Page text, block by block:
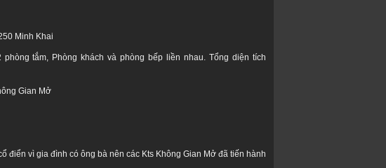
Minh Khai
tắm, Phòng khách và phòng bếp liền nhau. Tổng diện tích
Gian Mở
điển vì gia đình có ông bà nên các Kts Không Gian Mở đã tiến hành